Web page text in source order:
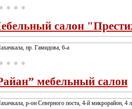
салон
пр. Гамидова, 6-а
мебельный салон
р-он Северного поста, 4-й микрорайон, 4